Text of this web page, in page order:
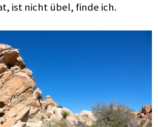
ist nicht übel, finde ich.